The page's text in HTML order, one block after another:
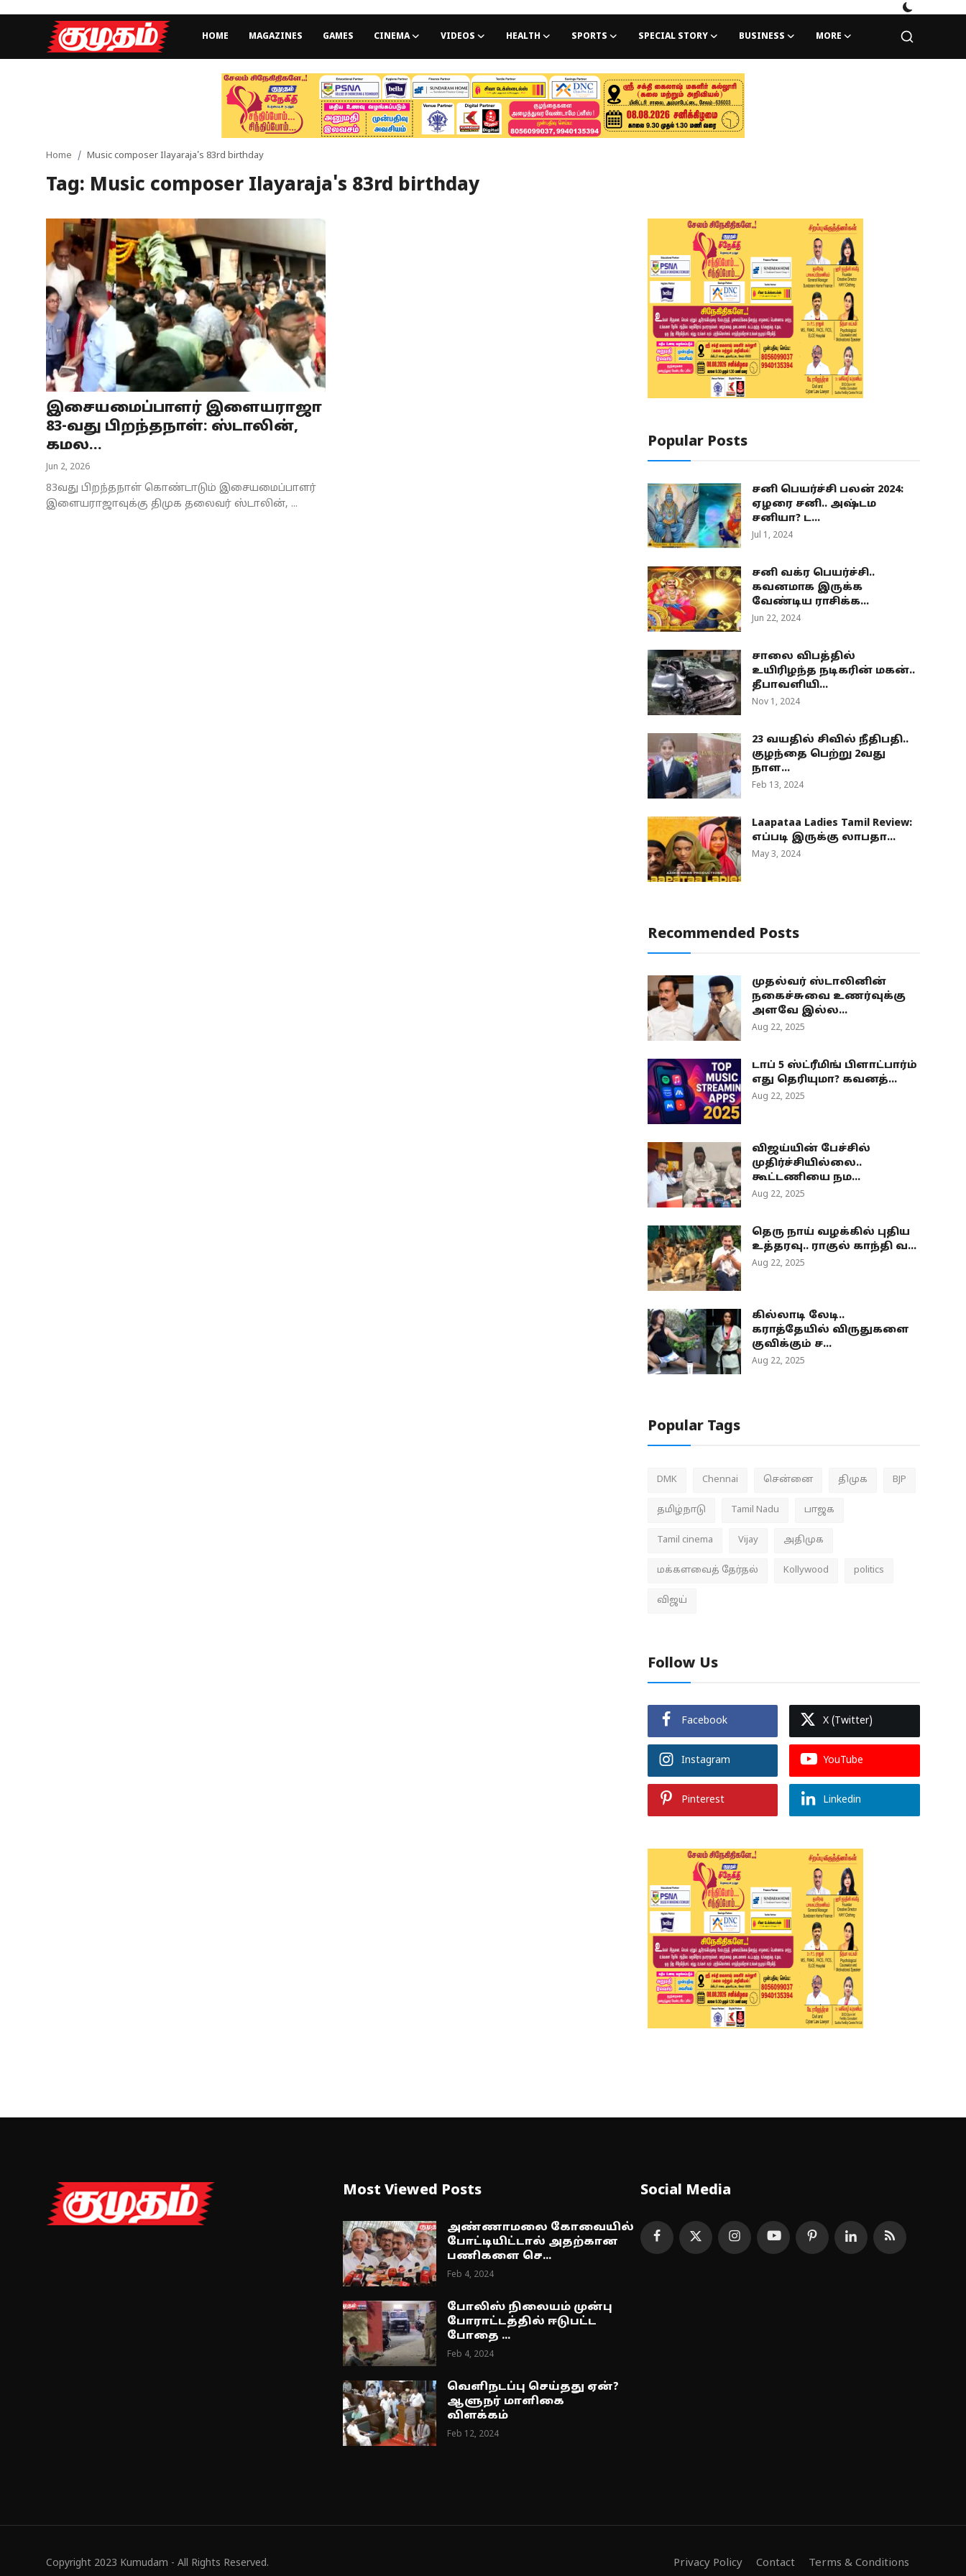
HOME MAGAZINES GAMES CINEMA VIDEOS HEALTH SPORTS SPECIAL STORY BUSINESS MORE
Games
Videos
Special Story
Business
Tamilnadu
National
Astrology
Home Music composer Ilayaraja's 83rd birthday
Tag: Music composer Ilayaraja's 83rd birthday
இசையமைப்பாளர் இளையராஜா
83-வது பிறந்தநாள்: ஸ்டாலின்,
கமல...
Jun 2, 2026
83வது பிறந்தநாள் கொண்டாடும் இசையமைப்பாளர்
இளையராஜாவுக்கு திமுக தலைவர் ஸ்டாலின், ...
Popular Posts
சனி பெயர்ச்சி பலன் 2024:
ஏழரை சனி.. அஷ்டம
சனியா? ட...
Jul 1, 2024
சனி வக்ர பெயர்ச்சி..
கவனமாக இருக்க
வேண்டிய ராசிக்க...
Jun 22, 2024
சாலை விபத்தில்
உயிரிழந்த நடிகரின் மகன்..
தீபாவளியி...
Nov 1, 2024
23 வயதில் சிவில் நீதிபதி..
குழந்தை பெற்று 2வது
நாள...
Feb 13, 2024
Laapataa Ladies Tamil Review:
எப்படி இருக்கு லாபதா...
May 3, 2024
Recommended Posts
முதல்வர் ஸ்டாலினின்
நகைச்சுவை உணர்வுக்கு
அளவே இல்ல...
Aug 22, 2025
டாப் 5 ஸ்ட்ரீமிங் பிளாட்பார்ம்
எது தெரியுமா? கவனத்...
Aug 22, 2025
விஜய்யின் பேச்சில்
முதிர்ச்சியில்லை..
கூட்டணியை நம...
Aug 22, 2025
தெரு நாய் வழக்கில் புதிய
உத்தரவு.. ராகுல் காந்தி வ...
Aug 22, 2025
கில்லாடி லேடி..
கராத்தேயில் விருதுகளை
குவிக்கும் ச...
Aug 22, 2025
Popular Tags
DMK Chennai சென்னை திமுக BJP
தமிழ்நாடு Tamil Nadu பாஜக
Tamil cinema Vijay அதிமுக
மக்களவைத் தேர்தல் Kollywood politics
விஜய்
Follow Us
Facebook X (Twitter)
Instagram YouTube
Pinterest Linkedin
Most Viewed Posts
அண்ணாமலை கோவையில்
போட்டியிட்டால் அதற்கான
பணிகளை செ...
Feb 4, 2024
போலிஸ் நிலையம் முன்பு
போராட்டத்தில் ஈடுபட்ட
போதை ...
Feb 4, 2024
வெளிநடப்பு செய்தது ஏன்?
ஆளுநர் மாளிகை
விளக்கம்
Feb 12, 2024
Social Media
Copyright 2023 Kumudam - All Rights Reserved. Privacy Policy Contact Terms & Conditions